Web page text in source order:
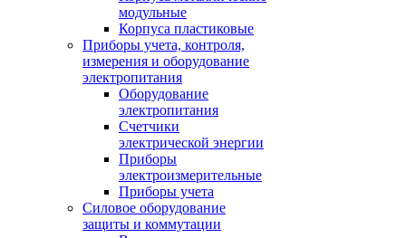
модульные
Корпуса пластиковые
Приборы учета, контроля,
измерения и оборудование
электропитания
Оборудование
электропитания
Счетчики
электрической энергии
Приборы
электроизмерительные
Приборы учета
Силовое оборудование
защиты и коммутации